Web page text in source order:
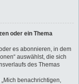
oder ein Thema
es abonnieren, in dem
auswählst, die sich
des Themas
benachrichtigen,